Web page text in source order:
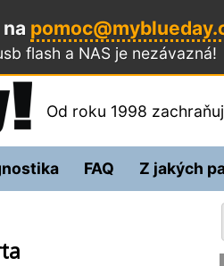
flash a NAS je nezávazná!
Od roku 1998
FAQ Z jakých